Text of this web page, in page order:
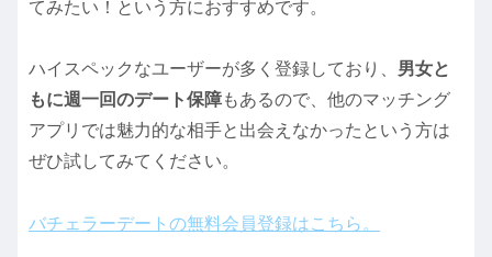
てみたい！という方におすすめです。
ハイスペックなユーザーが多く登録しており、 男女と
もに週一回のデート保障もあるので、他のマッチング
アプリでは魅力的な相手と出会えなかったという方は
ぜひ試してみてください。
バチェラーデートの無料会員登録はこちら。